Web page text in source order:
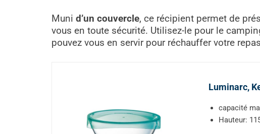
Muni d’un couvercle, ce récipient permet de
vous en toute sécurité. Utilisez-le pour le
pouvez vous en servir pour réchauffer votre
Luminarc,
capacité
Hauteur: